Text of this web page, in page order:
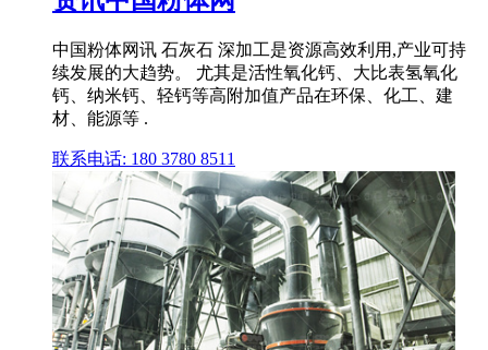
中国粉体网讯 石灰石 深加工是资源高效利用,产业可持
续发展的大趋势。 尤其是活性氧化钙、大比表氢氧化
钙、纳米钙、轻钙等高附加值产品在环保、化工、建
材、能源等 .
联系电话: 180 3780 8511